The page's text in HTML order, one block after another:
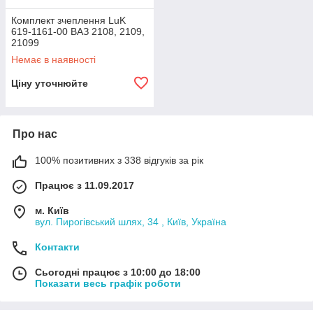
Комплект зчеплення LuK
619-1161-00 ВАЗ 2108, 2109,
21099
Немає в наявності
Ціну уточнюйте
Про нас
100% позитивних з 338 відгуків за рік
Працює з 11.09.2017
м. Київ
вул. Пирогівський шлях, 34 , Київ, Україна
Контакти
Сьогодні працює з 10:00 до 18:00
Показати весь графік роботи